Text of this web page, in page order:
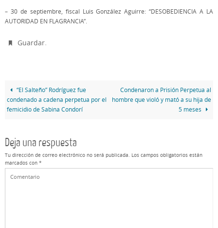
– 30 de septiembre, fiscal Luis González Aguirre: “DESOBEDIENCIA A LA
AUTORIDAD EN FLAGRANCIA”.
Guardar.
“El Salteño” Rodríguez fue
condenado a cadena perpetua por el
femicidio de Sabina Condorí
Condenaron a Prisión Perpetua al
hombre que violó y mató a su hija de
5 meses
Deja una respuesta
Tu dirección de correo electrónico no será publicada. Los campos obligatorios están
marcados con *